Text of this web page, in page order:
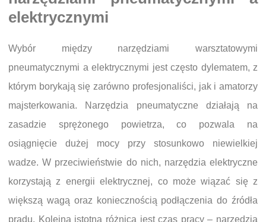
elektrycznymi
Wybór między narzędziami warsztatowymi
pneumatycznymi a elektrycznymi jest często dylematem, z
którym borykają się zarówno profesjonaliści, jak i amatorzy
majsterkowania. Narzędzia pneumatyczne działają na
zasadzie sprężonego powietrza, co pozwala na
osiągnięcie dużej mocy przy stosunkowo niewielkiej
wadze. W przeciwieństwie do nich, narzędzia elektryczne
korzystają z energii elektrycznej, co może wiązać się z
większą wagą oraz koniecznością podłączenia do źródła
prądu. Kolejną istotną różnicą jest czas pracy – narzędzia